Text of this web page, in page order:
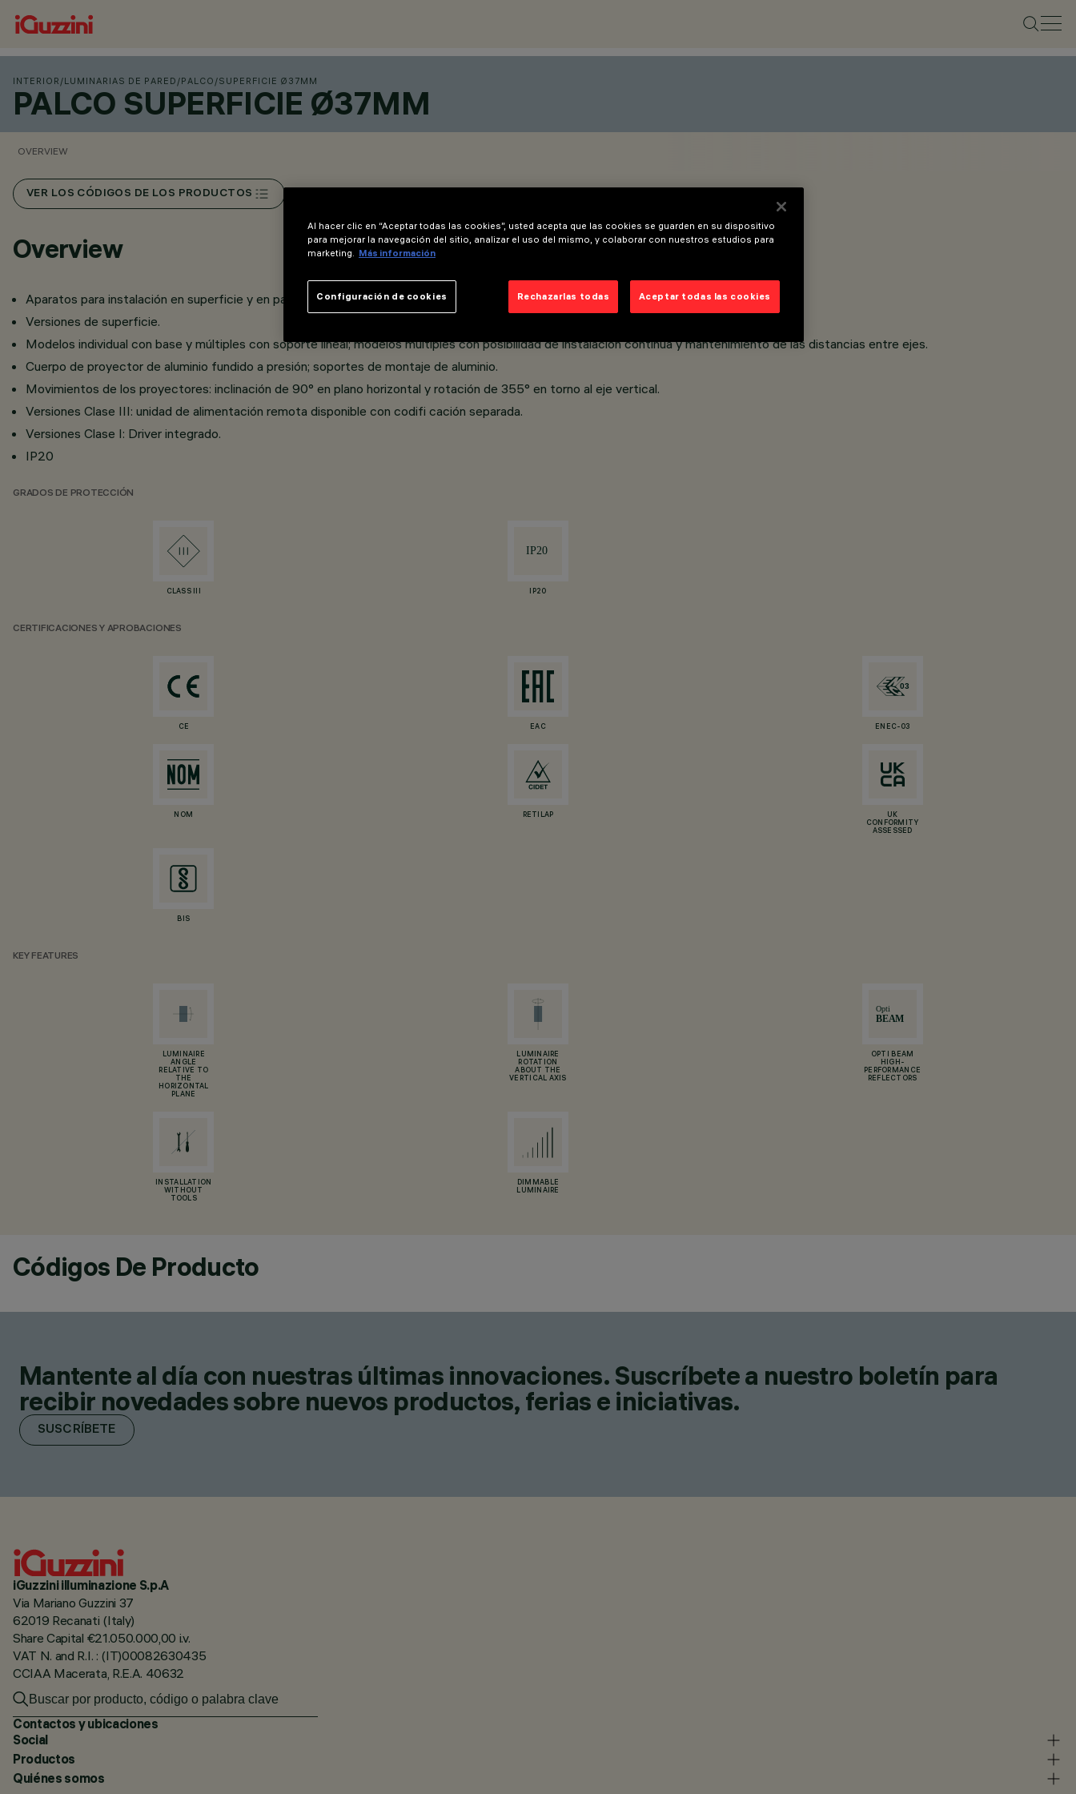
INTERIOR /LUMINARIAS DE PARED /PALCO /SUPERFICIE Ø37MM
PALCO SUPERFICIE Ø37MM
OVERVIEW
VER LOS CÓDIGOS DE LOS PRODUCTOS
Overview
Aparatos para instalación en superficie y en pared.
​Versiones de superficie.
Modelos individual con base y múltiples con soporte lineal; modelos múltiples con posibilidad de instalación continua y mantenimiento de las distancias entre ejes.
Cuerpo de proyector de aluminio fundido a presión; soportes de montaje de aluminio.
Movimientos de los proyectores: inclinación de 90° en plano horizontal y rotación de 355° en torno al eje vertical.
Versiones Clase III: unidad de alimentación remota disponible con codifi cación separada.
Versiones Clase I: Driver integrado.
IP20
GRADOS DE PROTECCIÓN
CLASS III IP20
CERTIFICACIONES Y APROBACIONES
CE EAC ENEC-03
NOM RETILAP
UK
CONFORMITY
ASSESSED
BIS
KEY FEATURES
LUMINAIRE
ANGLE
RELATIVE TO
THE
HORIZONTAL
PLANE
LUMINAIRE
ROTATION
ABOUT THE
VERTICAL AXIS
OPTI BEAM
HIGH-
PERFORMANCE
REFLECTORS
INSTALLATION
WITHOUT
TOOLS
DIMMABLE
LUMINAIRE
Códigos De Producto
Mantente al día con nuestras últimas innovaciones. Suscríbete a nuestro boletín para
recibir novedades sobre nuevos productos, ferias e iniciativas.
SUSCRÍBETE
iGuzzini illuminazione S.p.A
Via Mariano Guzzini 37
62019 Recanati (Italy)
Share Capital €21.050.000,00 i.v.
VAT N. and R.I. : (IT)00082630435
CCIAA Macerata, R.E.A. 40632
Contactos y ubicaciones
Social
Productos
Quiénes somos
Al hacer clic en “Aceptar todas las cookies”, usted acepta que las cookies se guarden en su dispositivo
para mejorar la navegación del sitio, analizar el uso del mismo, y colaborar con nuestros estudios para
marketing. Más información
Rechazarlas todas Aceptar todas las cookies
Configuración de cookies